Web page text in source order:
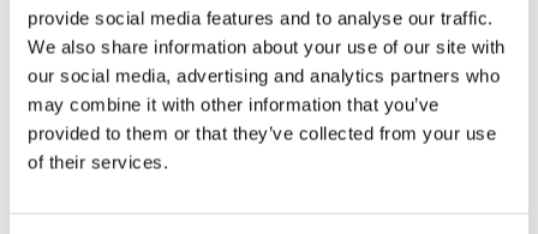
provide social media features and to analyse our traffic.
We also share information about your use of our site with
our social media, advertising and analytics partners who
may combine it with other information that you’ve
provided to them or that they’ve collected from your use
of their services.
Úpoly
Box, grappling, BJJ, zápasenie. Môžeš ochutnať
a zabaviť sa v rôznych druhoch bojových športov.
40 €